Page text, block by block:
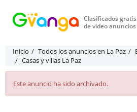
Clasificados
de video anuncios
Inicio Todos los anuncios en La Paz
Casas y villas La Paz
Este anuncio ha sido archivado.